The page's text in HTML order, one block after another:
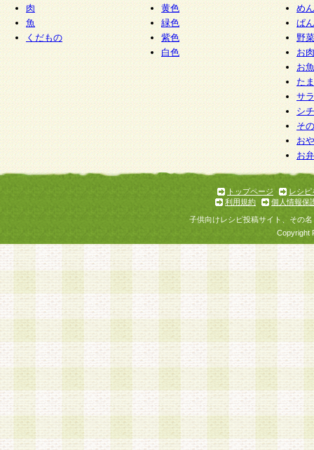
肉
魚
くだもの
黄色
緑色
紫色
白色
めん
ぱん
野
お
お
た
サ
シ
そ
お
お
トップページ
レシピ
利用規約
個人情報保
子供向けレシピ投稿サイト、その
Copyright